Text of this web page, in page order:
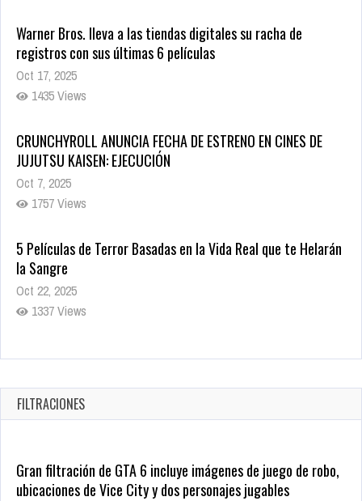
Warner Bros. lleva a las tiendas digitales su racha de
registros con sus últimas 6 películas
Oct 17, 2025
1435 Views
CRUNCHYROLL ANUNCIA FECHA DE ESTRENO EN CINES DE
JUJUTSU KAISEN: EJECUCIÓN
Oct 7, 2025
1757 Views
5 Películas de Terror Basadas en la Vida Real que te Helarán
la Sangre
Oct 22, 2025
1337 Views
Revive el terror: El conjuro 4: Últimos ritos ya está disponible
Oct 20, 2025
1379 Views
FILTRACIONES
Gran filtración de GTA 6 incluye imágenes de juego de robo,
ubicaciones de Vice City y dos personajes jugables